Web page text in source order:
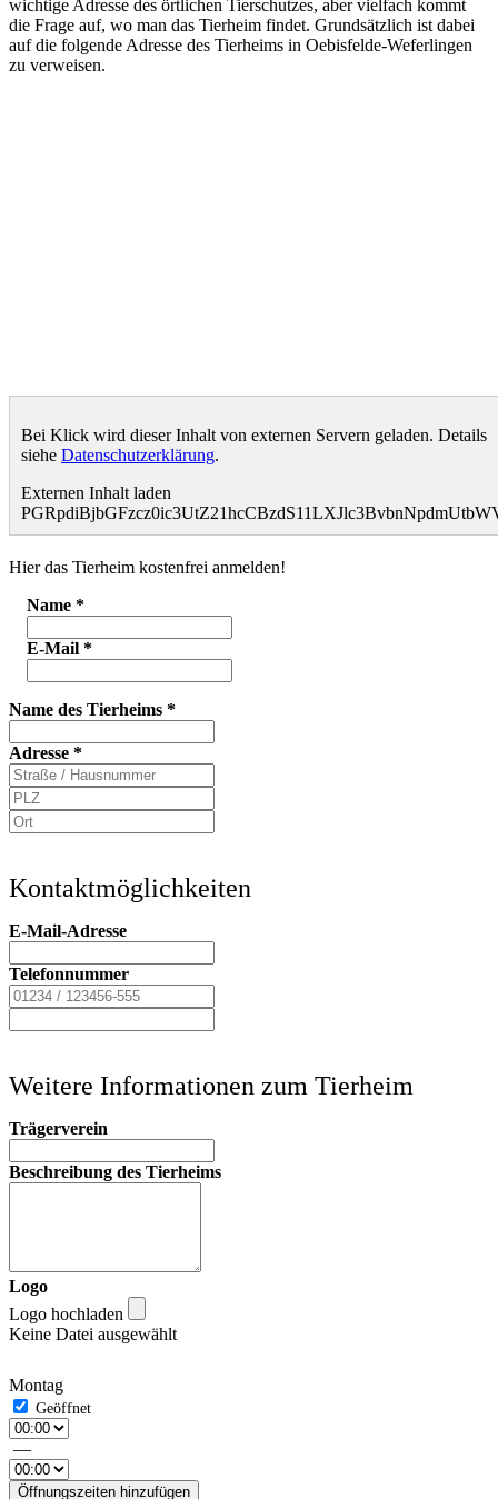
wichtige Adresse des örtlichen Tierschutzes, aber vielfach kommt
die Frage auf, wo man das Tierheim findet. Grundsätzlich ist dabei
auf die folgende Adresse des Tierheims in Oebisfelde-Weferlingen
zu verweisen.
Bei Klick wird dieser Inhalt von externen Servern geladen. Details
siehe Datenschutzerklärung.
Externen Inhalt laden
Hier das Tierheim kostenfrei anmelden!
Name *
E-Mail *
Name des Tierheims *
Adresse *
Kontaktmöglichkeiten
E-Mail-Adresse
Telefonnummer
Weitere Informationen zum Tierheim
Trägerverein
Beschreibung des Tierheims
Logo
Logo hochladen
Keine Datei ausgewählt
Montag
—
Öffnungszeiten hinzufügen